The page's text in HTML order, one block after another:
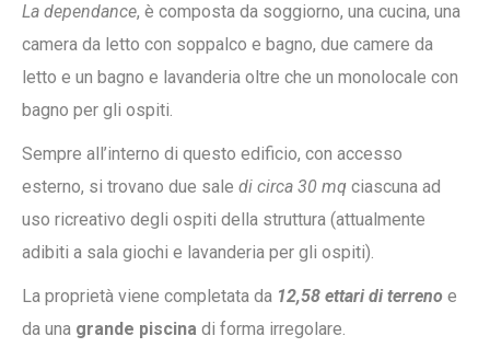
La dependance, è composta da soggiorno, una cucina, una
camera da letto con soppalco e bagno, due camere da
letto e un bagno e lavanderia oltre che un monolocale con
bagno per gli ospiti.
Sempre all’interno di questo edificio, con accesso
esterno, si trovano due sale di circa 30 mq ciascuna ad
uso ricreativo degli ospiti della struttura (attualmente
adibiti a sala giochi e lavanderia per gli ospiti).
La proprietà viene completata da 12,58 ettari di terreno e
da una grande piscina di forma irregolare.